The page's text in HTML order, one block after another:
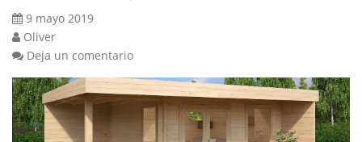
9 mayo 2019
Oliver
Deja un comentario